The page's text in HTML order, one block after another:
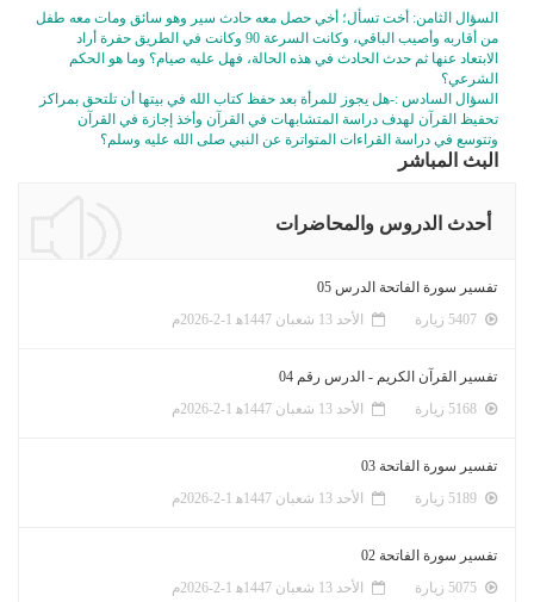
السؤال الثامن: أخت تسأل؛ أخي حصل معه حادث سير وهو سائق ومات معه طفل
من أقاربه وأصيب الباقي، وكانت السرعة 90 وكانت في الطريق حفرة أراد
الابتعاد عنها ثم حدث الحادث في هذه الحالة، فهل عليه صيام؟ وما هو الحكم
الشرعي؟
السؤال السادس :-هل يجوز للمرأة بعد حفظ كتاب الله في بيتها أن تلتحق بمراكز
تحفيظ القرآن لهدف دراسة المتشابهات في القرآن وأخذ إجازة في القرآن
وتتوسع في دراسة القراءات المتواترة عن النبي صلى الله عليه وسلم؟
البث المباشر
أحدث الدروس والمحاضرات
تفسير سورة الفاتحة الدرس 05
الأحد 13 شعبان 1447ﻫ 1-2-2026م
تفسير القرآن الكريم - الدرس رقم 04
الأحد 13 شعبان 1447ﻫ 1-2-2026م
تفسير سورة الفاتحة 03
الأحد 13 شعبان 1447ﻫ 1-2-2026م
تفسير سورة الفاتحة 02
الأحد 13 شعبان 1447ﻫ 1-2-2026م